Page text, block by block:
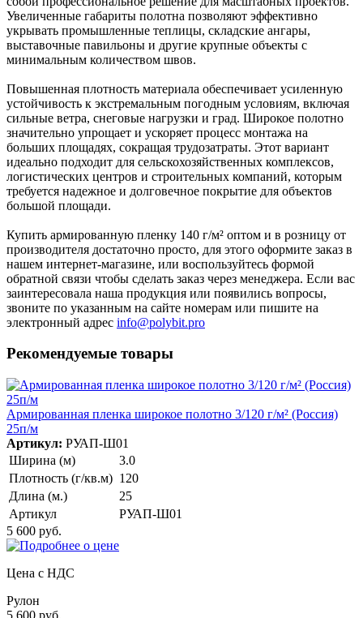
Увеличенные габариты полотна позволяют эффективно
укрывать промышленные теплицы, складские ангары,
выставочные павильоны и другие крупные объекты с
минимальным количеством швов.
Повышенная плотность материала обеспечивает усиленную
устойчивость к экстремальным погодным условиям, включая
сильные ветра, снеговые нагрузки и град. Широкое полотно
значительно упрощает и ускоряет процесс монтажа на
больших площадях, сокращая трудозатраты. Этот вариант
идеально подходит для сельскохозяйственных комплексов,
логистических центров и строительных компаний, которым
требуется надежное и долговечное покрытие для объектов
большой площади.
Купить армированную пленку 140 г/м² оптом и в розницу от
производителя достаточно просто, для этого оформите заказ в
нашем интернет-магазине, или воспользуйтесь формой
обратной связи чтобы сделать заказ через менеджера. Если вас
заинтересовала наша продукция или появились вопросы,
звоните по указанным на сайте номерам или пишите на
электронный адрес info@polybit.pro
Рекомендуемые товары
Армированная пленка широкое полотно 3/120 г/м² (Россия)
25п/м
Артикул: РУАП-Ш01
Ширина (м)
3.0
Плотность (г/кв.м) 120
Длина (м.)
25
Артикул
РУАП-Ш01
5 600 руб.
Цена с НДС
Рулон